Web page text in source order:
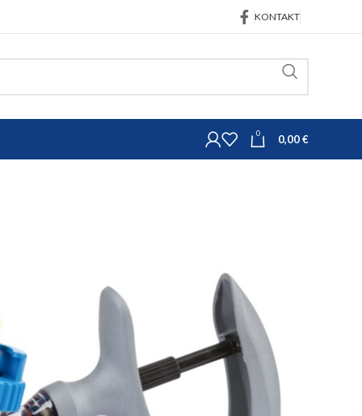
KONTAKT
0 0,00€
za bočice